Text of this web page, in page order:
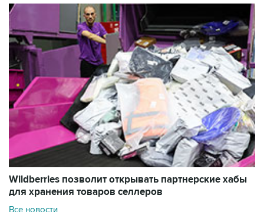
Wildberries позволит открывать партнерские хабы
для хранения товаров селлеров
Все новости